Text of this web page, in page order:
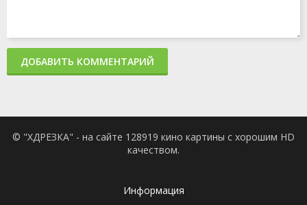
ДОБАВИТЬ КОММЕНТАРИЙ
© "ХДРЕЗКА" - на сайте 128919 кино картины с хорошим HD
качеством.
Информация